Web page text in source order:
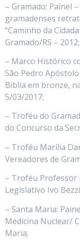
– Gramado: Painel
gramadenses
“Caminho da
Gramado/RS – 2012;
– Marco Histórico
São Pedro
Bíblia em bronze,
5/03/2017;
– Troféu do
do Concurso da
– Troféu Marília
Vereadores de
– Troféu Professor
Legislativo Ivo
– Santa Maria:
Medicina Nuclear/
Maria;